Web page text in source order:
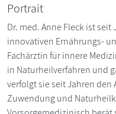
Portrait
Dr. med. Anne Fleck ist
innovativen Ernährungs-
Fachärztin für innere
in Naturheilverfahren und
verfolgt sie seit Jahren
Zuwendung und